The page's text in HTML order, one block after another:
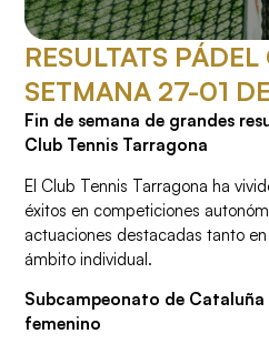
RESULTATS
SETMANA 27-01
Fin de semana de grandes
Club Tennis Tarragona
El Club Tennis Tarragona ha
éxitos en competiciones
actuaciones destacadas tanto
ámbito individual.
Subcampeonato de
femenino